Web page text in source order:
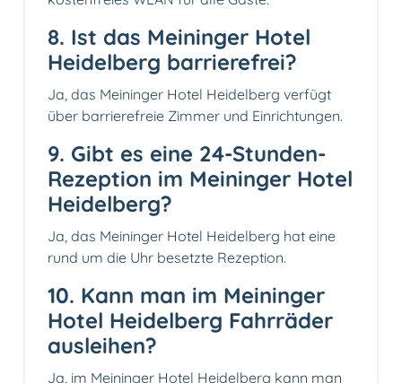
8. Ist das Meininger Hotel
Heidelberg barrierefrei?
Ja, das Meininger Hotel Heidelberg verfügt
über barrierefreie Zimmer und Einrichtungen.
9. Gibt es eine 24-Stunden-
Rezeption im Meininger Hotel
Heidelberg?
Ja, das Meininger Hotel Heidelberg hat eine
rund um die Uhr besetzte Rezeption.
10. Kann man im Meininger
Hotel Heidelberg Fahrräder
ausleihen?
Ja, im Meininger Hotel Heidelberg kann man